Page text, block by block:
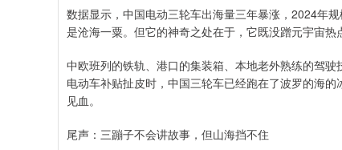
数据显示，中国电动三轮车出海量三年暴涨，2024年
是沧海一粟。但它的神奇之处在于，它既没蹭元宇宙热
中欧班列的铁轨、港口的集装箱、本地老外熟练的驾
电动车补贴扯皮时，中国三轮车已经跑在了波罗的海
见血。
尾声：三蹦子不会讲故事，但山海挡不住